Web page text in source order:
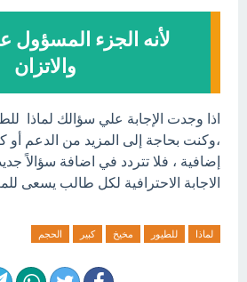
لأنه الجزء المسؤول
والاتزان
اذا وجدت الإجابة علي سؤالك لماذا
،وكنت بحاجة إلى المزيد من الدعم
إضافية ، فلا تتردد في اضافة سؤالاً
الاجابة الاحترافية لكل طالب يسعى
لماذا للطيور مخيخ كبير الحجم